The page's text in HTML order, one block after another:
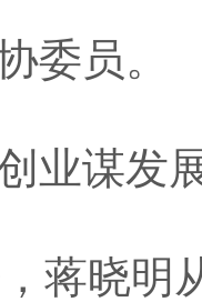
委员。
谋发
晓明从